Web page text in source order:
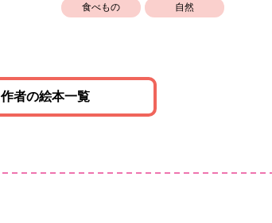
食べもの 自然
作者の絵本一覧